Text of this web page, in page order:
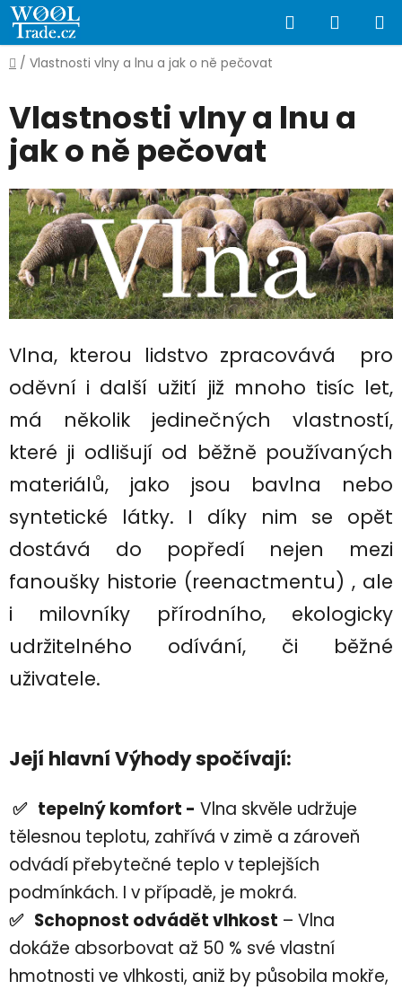
Přejít
na
obsah
Hledat
KOŠÍK
Domů
/ Vlastnosti vlny a lnu a jak o ně pečovat
Vlastnosti vlny a lnu a
jak o ně pečovat
Vlna, kterou lidstvo zpracovává pro
oděvní i další užití již mnoho tisíc let,
má několik jedinečných vlastností,
které ji odlišují od běžně používaných
materiálů, jako jsou bavlna nebo
syntetické látky. I díky nim se opět
dostává do popředí nejen mezi
fanoušky historie (reenactmentu) , ale
i milovníky přírodního, ekologicky
udržitelného odívání, či běžné
uživatele.
Její hlavní Výhody spočívají:
✅ tepelný komfort - Vlna skvěle udržuje
tělesnou teplotu, zahřívá v zimě a zároveň
odvádí přebytečné teplo v teplejších
podmínkách. I v případě, je mokrá.
✅ Schopnost odvádět vlhkost – Vlna
dokáže absorbovat až 50 % své vlastní
hmotnosti ve vlhkosti, aniž by působila mokře,